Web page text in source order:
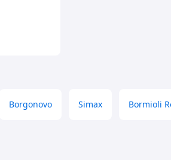
Borgonovo Simax Bormioli